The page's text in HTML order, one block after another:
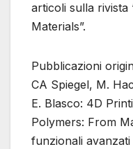
articoli sulla rivista
Materials”.
Pubblicazioni
CA Spiegel, M.
E. Blasco: 4D
Polymers: From
funzionali